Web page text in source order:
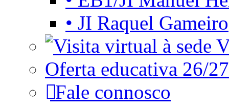
• JI Raquel Gameiro
Oferta educativa 26/27
Fale connosco